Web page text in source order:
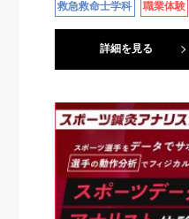
救急救命士学科 職業体験
詳細を見る